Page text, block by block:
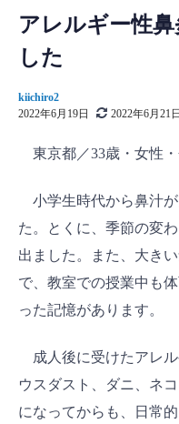
アレルギー性
した
kiichiro2
2022年6月19日
2022年6月21日
東京都／33歳・女性・
小学生時代から鼻汁
た。とくに、季節の変
出ました。また、大き
で、教室での授業中も
った記憶があります。
成人後に受けたアレ
ウスダスト、ダニ、ネ
になってからも、日常